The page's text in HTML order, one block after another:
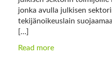
jonka avulla julkisen
tekijänoikeuslain
[…]
Read more